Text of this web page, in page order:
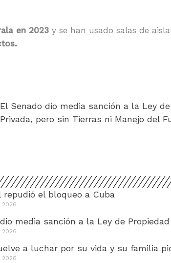
en 2023 y se han usado salas de
El Senado dio media sanción a la Ley
Privada, pero sin Tierras ni Manejo del
repudió el bloqueo a Cuba
media sanción a la Ley de
a luchar por su vida y su familia